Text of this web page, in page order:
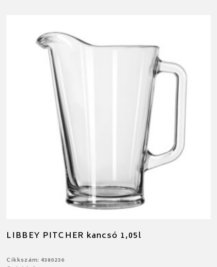
LIBBEY PITCHER kancsó 1,05l
Cikkszám: 4380236